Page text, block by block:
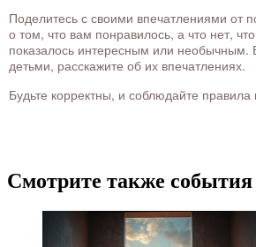
Поделитесь с своими впечатлениями от
о том, что вам понравилось, а что нет,
показалось интересным или необычным.
детьми, расскажите об их впечатлениях.
Будьте корректны, и соблюдайте правила
Смотрите также события